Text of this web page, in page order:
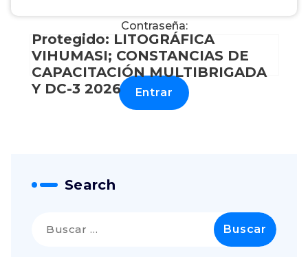
Protegido: LITOGRÁFICA
VIHUMASI; CONSTANCIAS DE
CAPACITACIÓN MULTIBRIGADA
Y DC-3 2026
Contraseña:
Search